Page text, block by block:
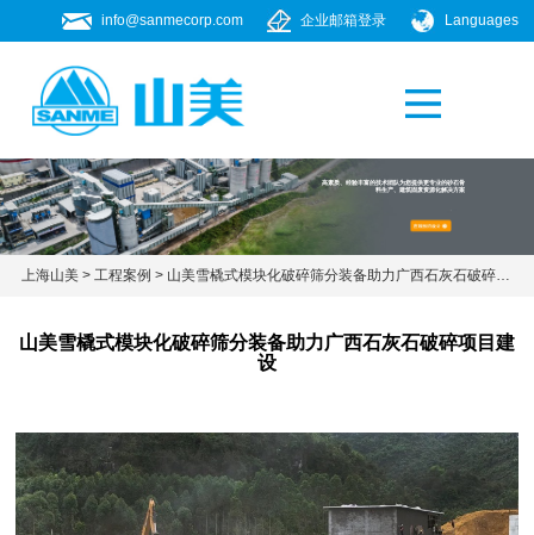
Languages
企业邮箱登录
info@sanmecorp.com
高素质、经验丰富的技术团队为您提供更专业的砂石骨
料生产、建筑固废资源化解决方案
上海山美 >工程案例 > 山美雪橇式模块化破碎筛分装备助力广西石灰石破碎项目建设
山美雪橇式模块化破碎筛分装备助力广西石灰石破碎项目建
设